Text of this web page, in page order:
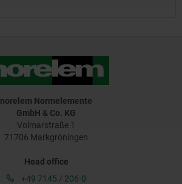
norelem Normelemente
GmbH & Co. KG
Volmarstraße 1
71706 Markgröningen
Head office
+49 7145 / 206-0